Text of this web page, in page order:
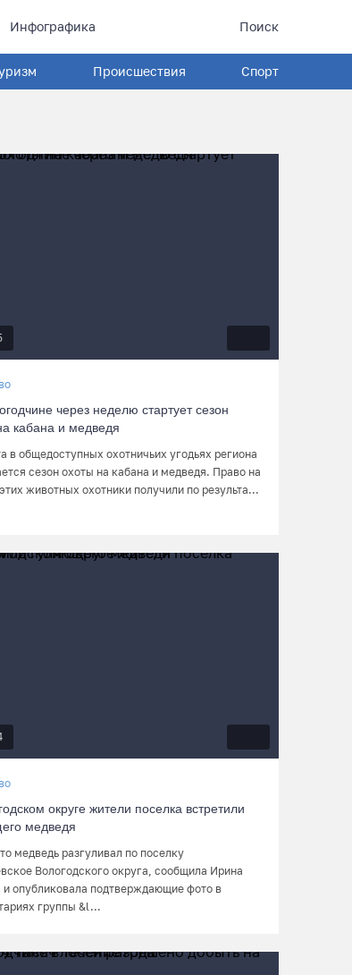
Инфографика Поиск
Происшествия Спорт
через неделю стартует сезон
кабана и медведя
в общедоступных охотничьих угодьях региона
сезон охоты на кабана и медведя. Право на
животных охотники получили по результа...
округе жители поселка встретили
медведя
медведь разгуливал по поселку
Вологодского округа, сообщила Ирина
и опубликовала подтверждающие фото в
группы &l...